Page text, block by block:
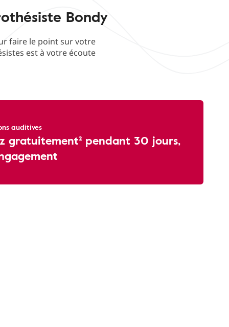
Bondy
faire le point sur votre
est à votre écoute
auditives
gratuitement² pendant 30 jours,